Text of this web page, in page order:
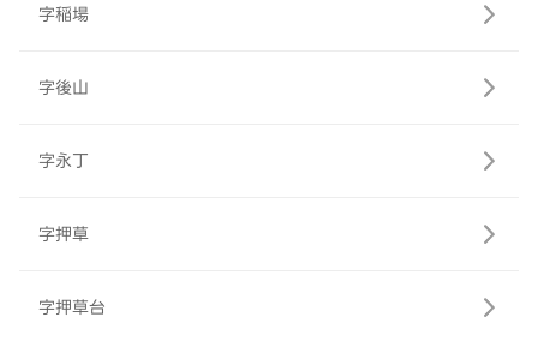
字稲場
字後山
字永丁
字押草
字押草台